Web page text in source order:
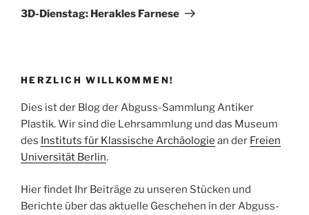
Beitrag
3D-Dienstag: Herakles Farnese
HERZLICH WILLKOMMEN!
Dies ist der Blog der Abguss-Sammlung Antiker
Plastik. Wir sind die Lehrsammlung und das Museum
des Instituts für Klassische Archäologie an der Freien
Universität Berlin.
Hier findet Ihr Beiträge zu unseren Stücken und
Berichte über das aktuelle Geschehen in der Abguss-